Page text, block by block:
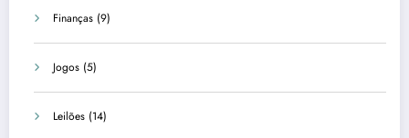
Finanças (9)
Jogos (5)
Leilões (14)